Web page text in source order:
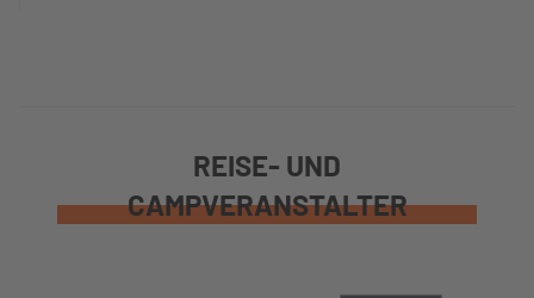
REISE- UND
CAMPVERANSTALTER